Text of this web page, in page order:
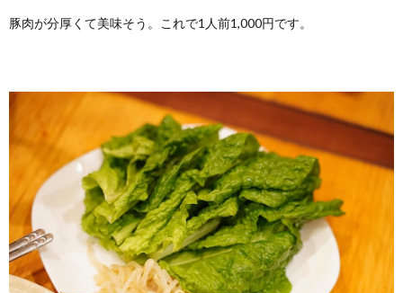
豚肉が分厚くて美味そう。これで1人前1,000円です。